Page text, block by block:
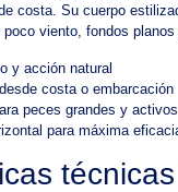
costa. Su cuerpo
viento, fondos
y acción natural
costa o embarcación
peces grandes y activos
para máxima